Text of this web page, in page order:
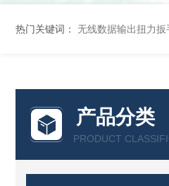
热门关键词： 无线数据输出扭力
产品分类
PRODUCT